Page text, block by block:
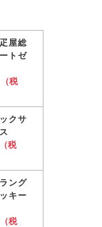
屋総
トゼ
税
クサ
税
ング
キー
税